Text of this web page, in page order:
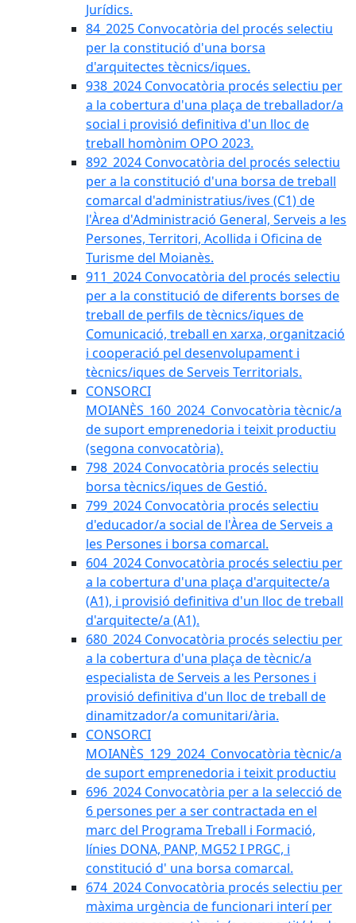
Jurídics.
84_2025 Convocatòria del procés selectiu
per la constitució d'una borsa
d'arquitectes tècnics/iques.
938_2024 Convocatòria procés selectiu per
a la cobertura d'una plaça de treballador/a
social i provisió definitiva d'un lloc de
treball homònim OPO 2023.
892_2024 Convocatòria del procés selectiu
per a la constitució d'una borsa de treball
comarcal d'administratius/ives (C1) de
l'Àrea d'Administració General, Serveis a les
Persones, Territori, Acollida i Oficina de
Turisme del Moianès.
911_2024 Convocatòria del procés selectiu
per a la constitució de diferents borses de
treball de perfils de tècnics/iques de
Comunicació, treball en xarxa, organització
i cooperació pel desenvolupament i
tècnics/iques de Serveis Territorials.
CONSORCI
MOIANÈS_160_2024_Convocatòria tècnic/a
de suport emprenedoria i teixit productiu
(segona convocatòria).
798_2024 Convocatòria procés selectiu
borsa tècnics/iques de Gestió.
799_2024 Convocatòria procés selectiu
d'educador/a social de l'Àrea de Serveis a
les Persones i borsa comarcal.
604_2024 Convocatòria procés selectiu per
a la cobertura d'una plaça d'arquitecte/a
(A1), i provisió definitiva d'un lloc de treball
d'arquitecte/a (A1).
680_2024 Convocatòria procés selectiu per
a la cobertura d'una plaça de tècnic/a
especialista de Serveis a les Persones i
provisió definitiva d'un lloc de treball de
dinamitzador/a comunitari/ària.
CONSORCI
MOIANÈS_129_2024_Convocatòria tècnic/a
de suport emprenedoria i teixit productiu
696_2024 Convocatòria per a la selecció de
6 persones per a ser contractada en el
marc del Programa Treball i Formació,
línies DONA, PANP, MG52 I PRGC, i
constitució d' una borsa comarcal.
674_2024 Convocatòria procés selectiu per
màxima urgència de funcionari interí per